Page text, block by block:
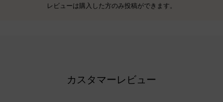
レビューは購入した方のみ投稿ができます。
カスタマーレビュー